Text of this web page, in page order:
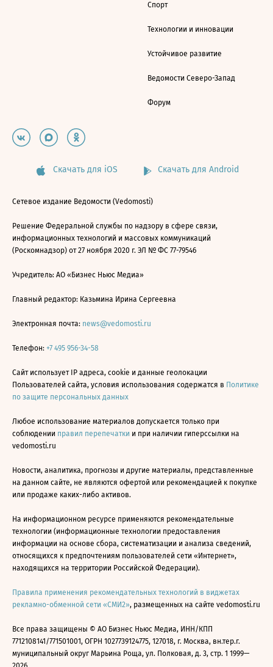
Спорт
Технологии и инновации
Устойчивое развитие
Ведомости Северо-Запад
Форум
Скачать для iOS Скачать для Android
Сетевое издание Ведомости (Vedomosti)
Решение Федеральной службы по надзору в сфере связи,
информационных технологий и массовых коммуникаций
(Роскомнадзор) от 27 ноября 2020 г. ЭЛ № ФС 77-79546
Учредитель: АО «Бизнес Ньюс Медиа»
Главный редактор: Казьмина Ирина Сергеевна
Электронная почта: news@vedomosti.ru
Телефон: +7 495 956-34-58
Сайт использует IP адреса, cookie и данные геолокации
Пользователей сайта, условия использования содержатся в Политике
по защите персональных данных
Любое использование материалов допускается только при
соблюдении правил перепечатки и при наличии гиперссылки на
vedomosti.ru
Новости, аналитика, прогнозы и другие материалы, представленные
на данном сайте, не являются офертой или рекомендацией к покупке
или продаже каких-либо активов.
На информационном ресурсе применяются рекомендательные
технологии (информационные технологии предоставления
информации на основе сбора, систематизации и анализа сведений,
относящихся к предпочтениям пользователей сети «Интернет»,
находящихся на территории Российской Федерации).
Правила применения рекомендательных технологий в виджетах
рекламно-обменной сети «СМИ2», размещенных на сайте vedomosti.ru
Все права защищены © АО Бизнес Ньюс Медиа, ИНН/КПП
7712108141/771501001, ОГРН 1027739124775, 127018, г. Москва, вн.тер.г.
муниципальный округ Марьина Роща, ул. Полковая, д. 3, стр. 1 1999—